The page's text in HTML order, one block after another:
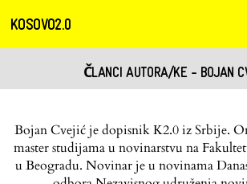
KOSOVO2.0
ČLANCI AUTORA/KE - BOJAN
Bojan Cvejić je dopisnik K2.0 iz Srbije.
master studijama u novinarstvu na
u Beogradu. Novinar je u novinama